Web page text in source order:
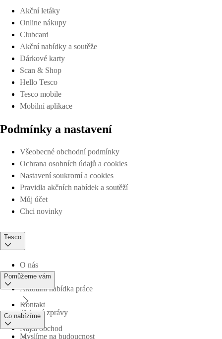
Akční letáky
Online nákupy
Clubcard
Akční nabídky a soutěže
Dárkové karty
Scan & Shop
Hello Tesco
Tesco mobile
Mobilní aplikace
Podmínky a nastavení
Všeobecné obchodní podmínky
Ochrana osobních údajů a cookies
Nastavení soukromí a cookies
Pravidla akčních nabídek a soutěží
Můj účet
Chci novinky
Tesco
O nás
Aktuální nabídka práce
Tiskové zprávy
Myslíme na budoucnost
Pomůžeme vám
Kontakt
Najdi obchod
Co nabízíme